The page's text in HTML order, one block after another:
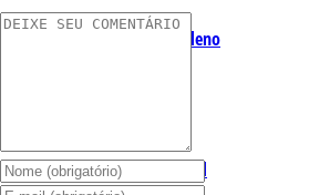
Humuleno
Lemonal